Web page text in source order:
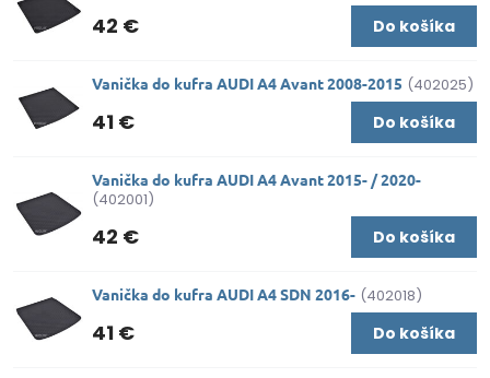
42 € Do košíka
Vanička do kufra AUDI A4 Avant 2008-2015 (402025)
41 € Do košíka
Vanička do kufra AUDI A4 Avant 2015- / 2020-
(402001)
42 € Do košíka
Vanička do kufra AUDI A4 SDN 2016- (402018)
41 € Do košíka